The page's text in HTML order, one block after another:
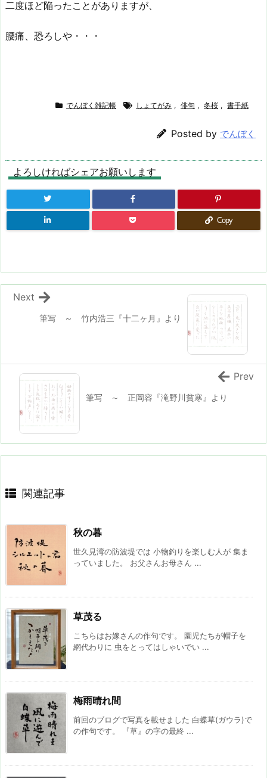
二度ほど陥ったことがありますが、
腰痛、恐ろしや・・・
でんぼく雑記帳 しょてがみ , 俳句 , 冬桜 , 書手紙
Posted by でんぼく
よろしければシェアお願いします
Copy
筆写 ～ 竹内浩三『十二ヶ月』より
Next
筆写 ～ 正岡容『滝野川貧寒』より
Prev
関連記事
秋の暮
世久見湾の防波堤では 小物釣りを楽しむ人が 集ま
っていました。 お父さんお母さん ...
草茂る
こちらはお嫁さんの作句です。 園児たちが帽子を
網代わりに 虫をとってはしゃいでい ...
梅雨晴れ間
前回のブログで写真を載せました 白蝶草(ガウラ)で
の作句です。 『草』の字の最終 ...